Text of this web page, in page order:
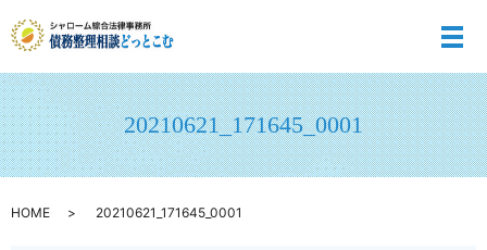
メ
20210621_171645_0001
HOME 20210621_171645_0001